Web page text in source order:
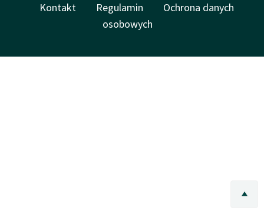
Kontakt
Regulamin
Ochrona danych
osobowych